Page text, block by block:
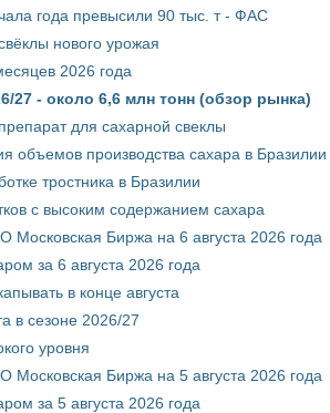
года превысили 90 тыс. т - ФАС
нового урожая
2026 года
27 - около 6,6 млн тонн (обзор рынка)
для сахарной свеклы
объемов производства сахара в Бразилии
тростника в Бразилии
с высоким содержанием сахара
Биржа на 6 августа 2026 года
за 6 августа 2026 года
в конце августа
в сезоне 2026/27
уровня
Биржа на 5 августа 2026 года
за 5 августа 2026 года